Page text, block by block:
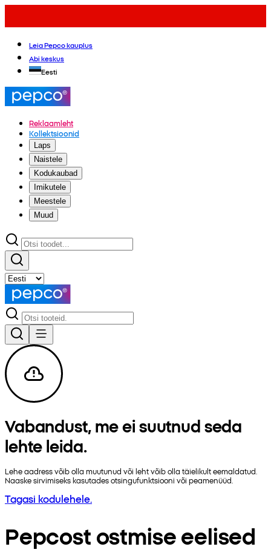
Leia Pepco kauplus
Abi keskus
Eesti
Reklaamleht
Kollektsioonid
Laps
Naistele
Kodukaubad
Imikutele
Meestele
Muud
Vabandust, me ei suutnud seda
lehte leida.
Lehe aadress võib olla muutunud või leht võib olla täielikult eemaldatud.
Naaske sirvimiseks kasutades otsingufunktsiooni või peamenüüd.
Tagasi kodulehele.
Pepcost ostmise eelised